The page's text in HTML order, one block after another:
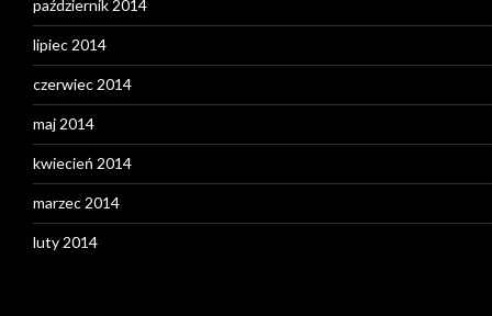
październik 2014
lipiec 2014
czerwiec 2014
maj 2014
kwiecień 2014
marzec 2014
luty 2014